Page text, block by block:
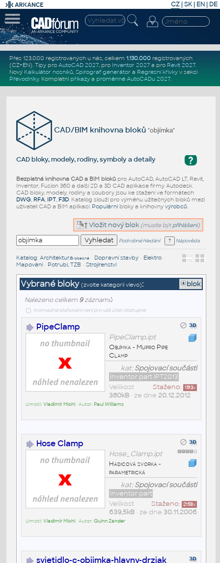
CZ | SK| EN | DE
Přes 123.000 registrovaných u nás, celkem 1.130.000registrovaných
(CZ+EN). Tipy pro AutoCAD 2027, pro Inventor 2027a pro Revit 2027.
Nový Kalkulátor nosníků, Spirograf generátor a Regresní křivkyv sekci
Převodníky. Kompletní příkazya proměnné AutoCADu 2027.
CAD/BIM knihovna bloků"objímka"
?
CAD bloky, modely, rodiny, symboly a detaily
Bezplatná knihovna CAD a BIM blokůpro AutoCAD, AutoCAD LT, Revit,
Inventor, Fusion 360 a další 2D a 3D CAD aplikace firmy Autodesk.
CAD bloky, modely, rodiny a soubory jsou ke stažení ve formátech
DWG, RFA, IPT, F3D. Katalog slouží pro výměnu užitečných bloků mezi
uživateli CAD a BIM aplikací. Populárníbloky a knihovny výrobců.
Vložit nový blok (musíte být přihlášeni)
Podrobné hledání Nápověda
Katalog: Architektura/obecné• Dopravní stavby• Elektro•
Mapování• Potrubí, TZB • Strojírenství
Vybrané bloky (zvolte kategorii vlevo): blok
Nalezeno celkem 9záznamů
hromadné stahování není pro váš účet dostupné
PipeClamp
PipeClamp.ipt
Objímka - Mupro Pipe
Clamp
kat:Spojovací součásti
Inventor part IPT2013
Staženo: 1513x
Velikost
380kB• ze dne 20.12.2012
Umístil:Vladimír Michl • Autor: Paul Williams
Hose Clamp
Hose_Clamp.ipt
Hadicová svorka -
parametrická
kat:Spojovací součásti
Inventor part
Staženo: 2158x
Velikost
639,5kB• ze dne 30.11.2006
Umístil:Vladimír Michl • Autor:Quinn Zander
svietidlo-c-objimka-hlavny-drziak